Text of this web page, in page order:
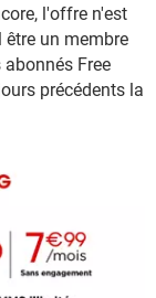
l'offre n'est
un membre
Free
précédents la